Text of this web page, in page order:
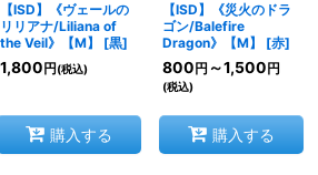
【ISD】《ヴェールの
リリアナ/Liliana of
the Veil》【M】
[黒]
1,800 円 (税込)
購入する
【ISD】《災火のドラ
ゴン/Balefire
Dragon》【M】
[赤]
800 円 ～1,500 円
(税込)
購入する